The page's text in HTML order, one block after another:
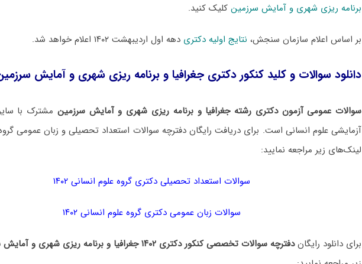
برنامه ریزی شهری و آمایش سرزمینکلیک کنید.
بر اساس اعلام سازمان سنجش، نتایج اولیه دکتری دهه اول اردیبهشت ۱۴۰۲ اعلام خواهد شد.
دانلود سوالات و کلید کنکور دکتری جغرافیا و برنامه ریزی شهری و آمایش سرزمین
سوالات عمومی آزمون دکتری رشته جغرافیا و برنامه ریزی شهری و آمایش سرزمین مشترک با
آزمایشی علوم انسانی است. برای دریافت رایگان دفترچه سوالات استعداد تحصیلی و زبان عمومی
لینک‌های زیر مراجعه نمایید:
سوالات استعداد تحصیلی دکتری گروه علوم انسانی ۱۴۰۲
سوالات زبان عمومی دکتری گروه علوم انسانی ۱۴۰۲
برای دانلود رایگاندفترچه سوالات تخصصی کنکور دکتری ۱۴۰۲ جغرافیا و برنامه ریزی شهری و آمایش سرزمین